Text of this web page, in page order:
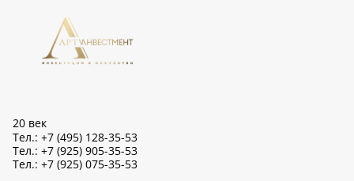
20 век
Тел.: +7 (495) 128-35-53
Тел.: +7 (925) 905-35-53
Тел.: +7 (925) 075-35-53